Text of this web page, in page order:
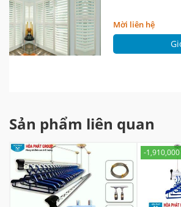
Mời liên hệ
Sản phẩm liên quan
-1,910,000